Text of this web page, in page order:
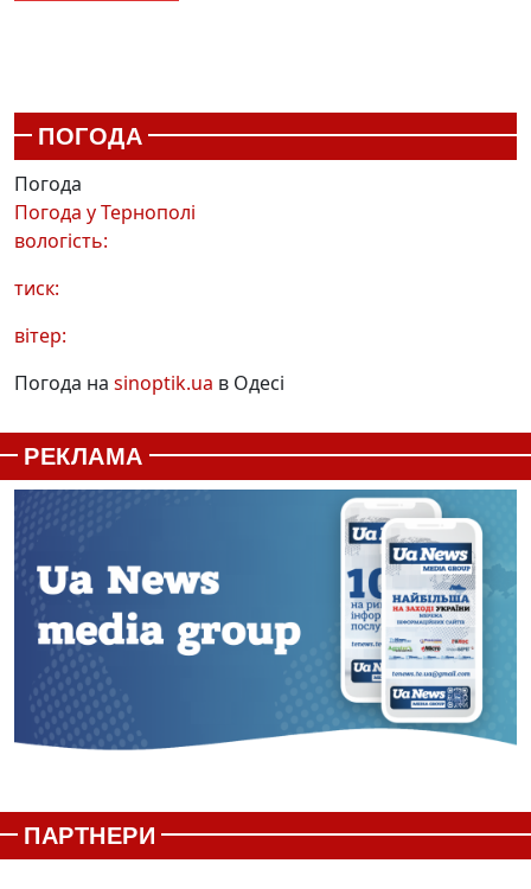
ПОГОДА
Погода
Погода уТернополі
вологість:
тиск:
вітер:
Погода на sinoptik.ua в Одесі
РЕКЛАМА
ПАРТНЕРИ